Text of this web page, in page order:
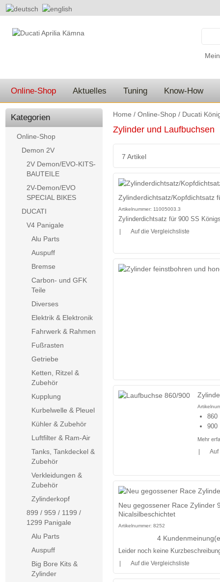
Online-Shop Aktuelles Tuning Know-How
Home / Online-Shop / Ducati
Zylinder und Laufbuchsen
7 Artikel
Zylinderdichtsatz/Kopfdichtsatz
Artikelnummer: 11005003.3
Zylinderdichtsatz für 900 SS
Auf die Vergleichsliste
860
900
Mehr
Auf
Neu gegossener Race Zylinder
Nicalsilbeschichtet
Artikelnummer: 8252
4
Leider noch keine
Auf die Vergleichsliste
Kategorien
Online-Shop
Demon 2V
2V Demon/EVO-KITS-
BAUTEILE
2V-Demon/EVO
SPECIAL BIKES
DUCATI
V4 Panigale
Alu Parts
Auspuff
Bremse
Carbon- und GFK
Teile
Diverses
Elektrik & Elektronik
Fahrwerk & Rahmen
Fußrasten
Getriebe
Ketten, Ritzel &
Zubehör
Kupplung
Kurbelwelle & Pleuel
Kühler & Zubehör
Luftfilter & Ram-Air
Tanks, Tankdeckel &
Zubehör
Verkleidungen &
Zubehör
Zylinderkopf
899 / 959 / 1199 /
1299 Panigale
Alu Parts
Auspuff
Big Bore Kits &
Zylinder